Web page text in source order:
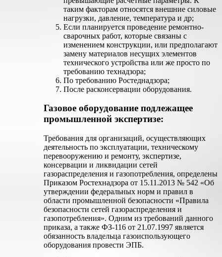
таким факторам относятся внешние силовые
нагрузки, давление, температура и др;
Если планируется проведение ремонтно-
сварочных работ, которые связаны с
изменением конструкции, или предполагают
замену материалов несущих элементов
технического устройства или же просто по
требованию технадзора;
По требованию Ростеднадзора;
После расконсервации оборудования.
Газовое оборудование подлежащее
промышленной экспертизе:
Требования для организаций, осуществляющих
деятельность по эксплуатации, техническому
перевооружению и ремонту, экспертизе,
консервации и ликвидации сетей
газораспределения и газопотребления, определены
Приказом Ростехнадзора от 15.11.2013 № 542 «Об
утверждении федеральных норм и правил в
области промышленной безопасности «Правила
безопасности сетей газораспределения и
газопотребления». Одним из требований данного
приказа, а также ФЗ-116 от 21.07.1997 является
обязанность владельца газоиспользующего
оборудования провести ЭПБ.